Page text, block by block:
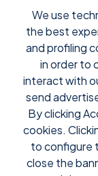
We use
the best
and profiling
in order to
interact with
send
By clicking
cookies.
to configure
close the
Support
Posso